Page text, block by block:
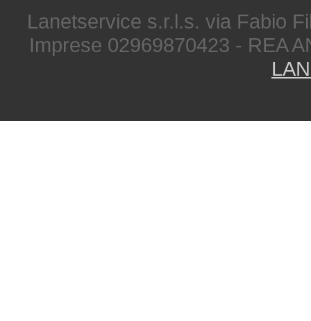
Lanetservice s.r.l.s. via Fabio
Imprese 02969870423 - REA